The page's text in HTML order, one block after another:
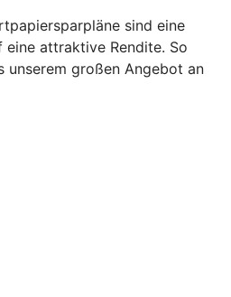
sind eine
eine attraktive Rendite. So
unserem großen Angebot an